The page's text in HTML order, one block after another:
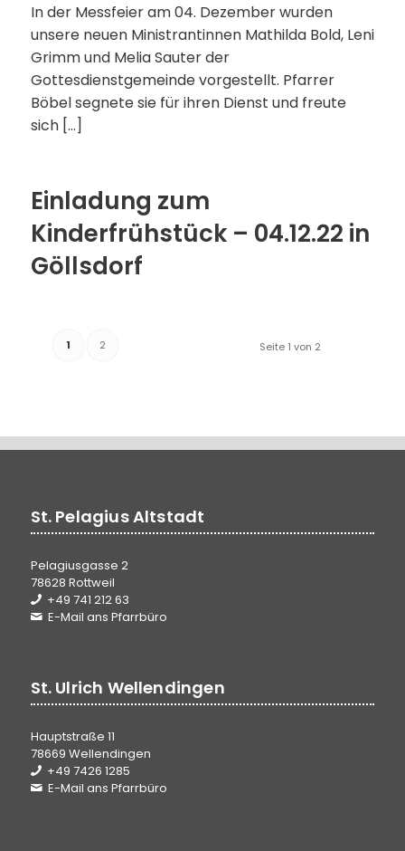
In der Messfeier am 04. Dezember wurden
unsere neuen Ministrantinnen Mathilda Bold, Leni
Grimm und Melia Sauter der
Gottesdienstgemeinde vorgestellt. Pfarrer
Böbel segnete sie für ihren Dienst und freute
sich […]
Einladung zum
Kinderfrühstück – 04.12.22 in
Göllsdorf
Seite 1 von 2
1 2
St. Pelagius Altstadt
Pelagiusgasse 2
78628 Rottweil
+49 741 212 63
E-Mail ans Pfarrbüro
St. Ulrich Wellendingen
Hauptstraße 11
78669 Wellendingen
+49 7426 1285
E-Mail ans Pfarrbüro